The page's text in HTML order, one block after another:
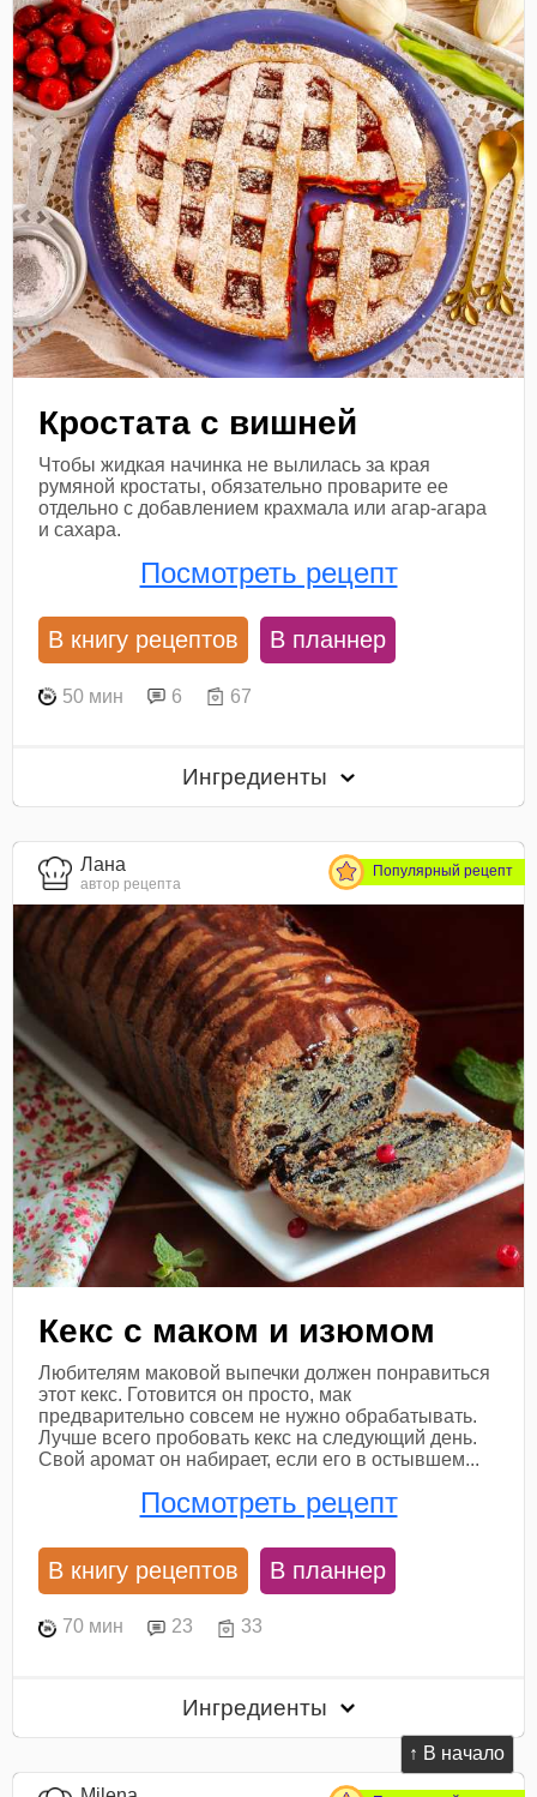
↑ В начало
Кростата с вишней
Чтобы жидкая начинка не вылилась за края
румяной кростаты, обязательно проварите ее
отдельно с добавлением крахмала или агар-агара
и сахара.
Посмотреть рецепт
В книгу рецептов В планнер
50 мин 6 67
Ингредиенты
Лана
автор рецепта
Популярный рецепт
Кекс с маком и изюмом
Любителям маковой выпечки должен понравиться
этот кекс. Готовится он просто, мак
предварительно совсем не нужно обрабатывать.
Лучше всего пробовать кекс на следующий день.
Свой аромат он набирает, если его в остывшем...
Посмотреть рецепт
В книгу рецептов В планнер
70 мин 23 33
Ингредиенты